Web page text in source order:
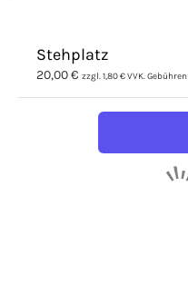
Stehplatz
20,00 € zzgl. 1,80 € VVK. Gebühren